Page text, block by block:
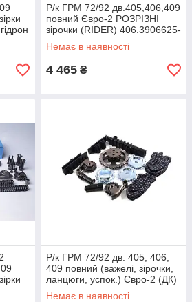
Р/к ГРМ 72/92 дв.405,406,409
повний Євро-2 РОЗРІЗНІ
зірочки (RIDER) 406.3906625-
О2-01
Немає в наявності
4 465 ₴
Р/к ГРМ 72/92 дв. 405, 406,
409 повний (важелі, зірочки,
ланцюги, успок.) Євро-2 (ДК)
406.3906625-О2
Немає в наявності